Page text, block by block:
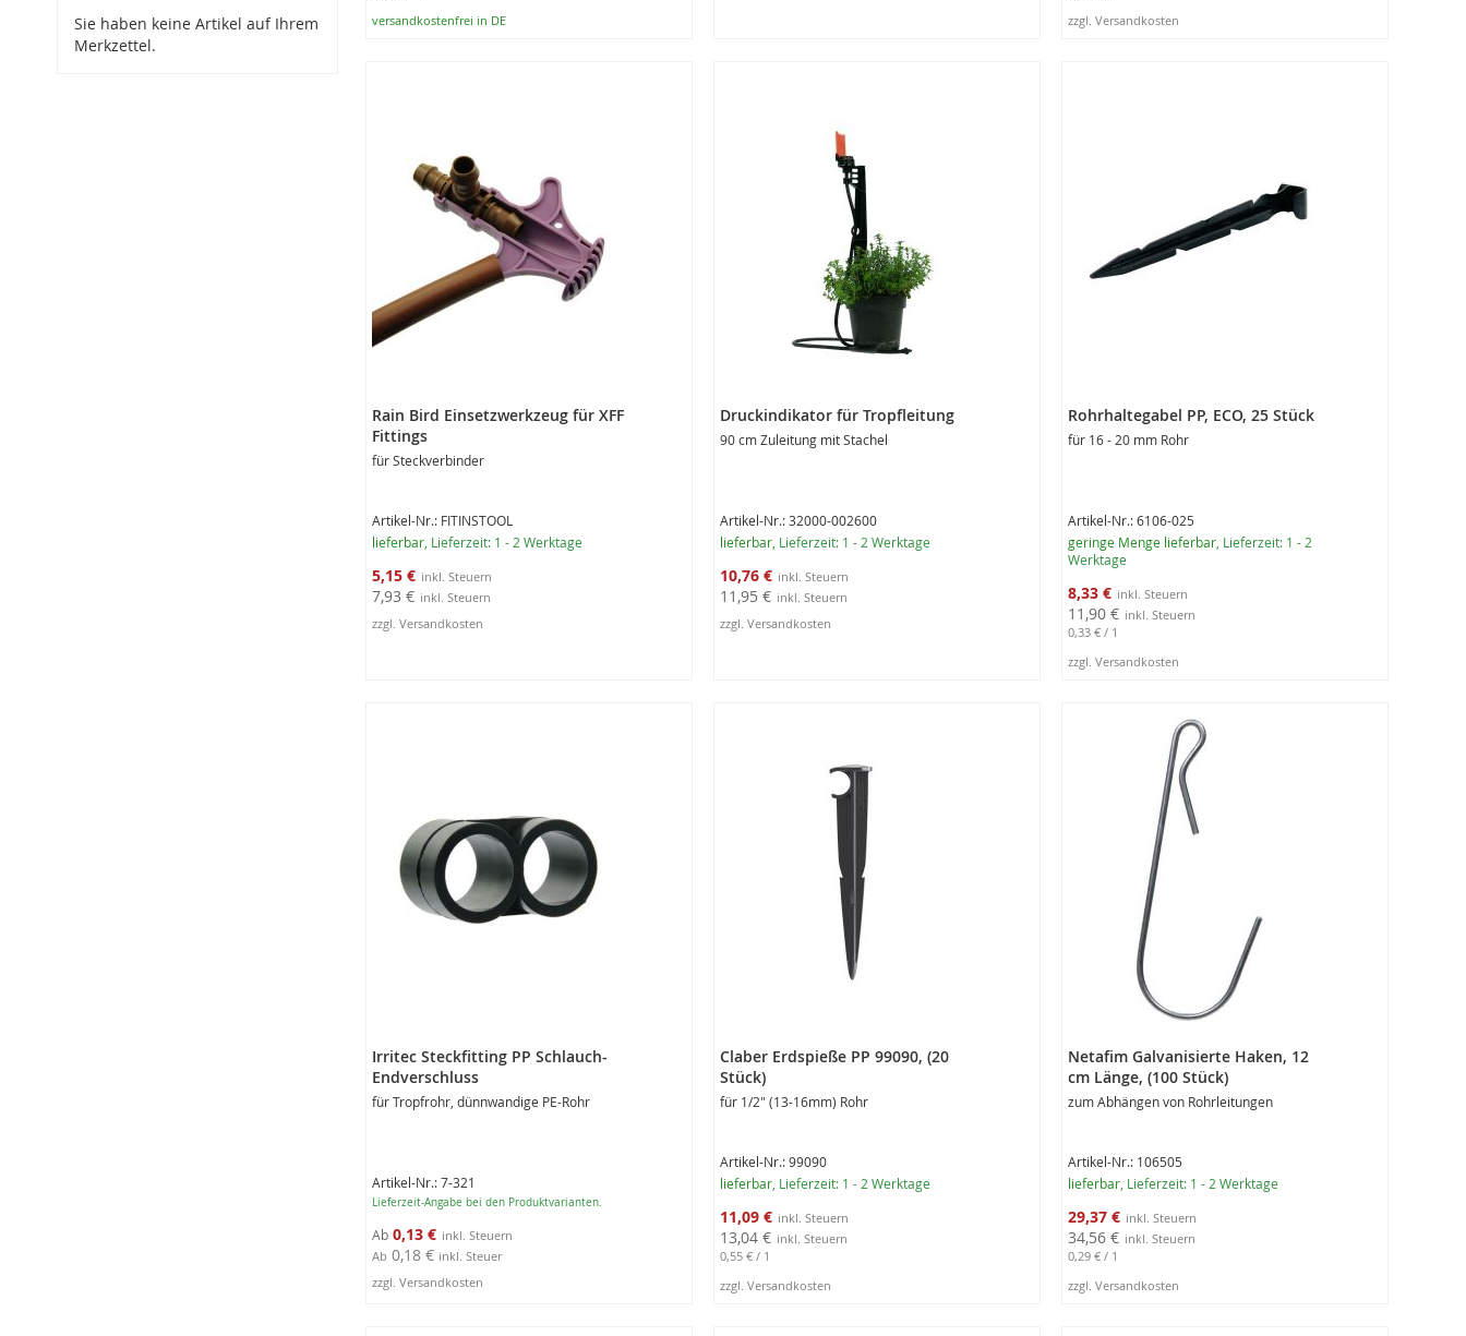
versandkostenfrei in DE
zzgl. Versandkosten
Rain Bird Einsetzwerkzeug für XFF
Fittings
für Steckverbinder
Artikel-Nr.: FITINSTOOL
lieferbar , Lieferzeit: 1 - 2 Werktage
Sonderangebot
5,15 €
7,93 €
zzgl. Versandkosten
Druckindikator für Tropfleitung
90 cm Zuleitung mit Stachel
Artikel-Nr.: 32000-002600
lieferbar , Lieferzeit: 1 - 2 Werktage
Sonderangebot
10,76 €
11,95 €
zzgl. Versandkosten
Rohrhaltegabel PP, ECO, 25 Stück
für 16 - 20 mm Rohr
Artikel-Nr.: 6106-025
geringe Menge lieferbar , Lieferzeit: 1 - 2
Werktage
Sonderangebot
8,33 €
11,90 €
0,33 € / 1
zzgl. Versandkosten
Irritec Steckfitting PP Schlauch-
Endverschluss
für Tropfrohr, dünnwandige PE-Rohr
Artikel-Nr.: 7-321
Lieferzeit-Angabe bei den Produktvarianten.
Ab 0,13 €
Ab 0,18 € inkl. Steuer
zzgl. Versandkosten
Claber Erdspieße PP 99090, (20
Stück)
für 1/2" (13-16mm) Rohr
Artikel-Nr.: 99090
lieferbar , Lieferzeit: 1 - 2 Werktage
Sonderangebot
11,09 €
13,04 €
0,55 € / 1
zzgl. Versandkosten
Netafim Galvanisierte Haken, 12
cm Länge, (100 Stück)
zum Abhängen von Rohrleitungen
Artikel-Nr.: 106505
lieferbar , Lieferzeit: 1 - 2 Werktage
Sonderangebot
29,37 €
34,56 €
0,29 € / 1
zzgl. Versandkosten
Sie haben keine Artikel auf Ihrem
Merkzettel.